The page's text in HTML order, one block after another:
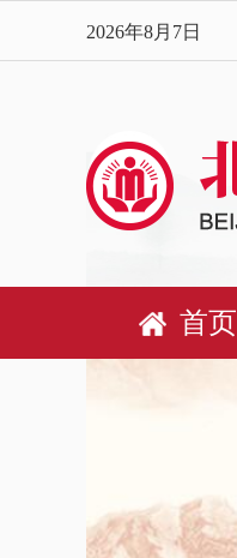
2026年8月7日
首页